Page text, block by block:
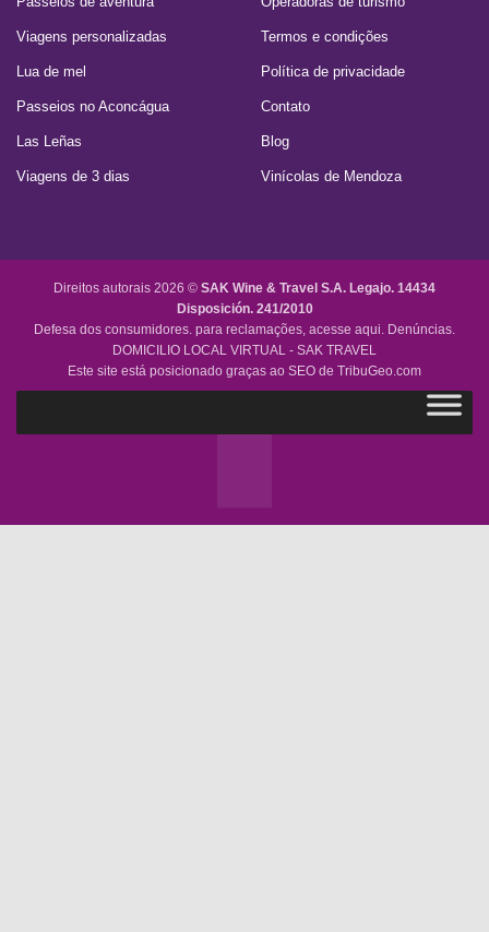
Viagens personalizadas
Lua de mel
Passeios no Aconcágua
Las Leñas
Viagens de 3 dias
Termos e condições
Política de privacidade
Contato
Blog
Vinícolas de Mendoza
Direitos autorais 2026 © SAK Wine & Travel S.A. Legajo. 14434
Disposición. 241/2010
Defesa dos consumidores. para reclamações, acesse aqui. Denúncias.
DOMICILIO LOCAL VIRTUAL - SAK TRAVEL
Este site está posicionado graças ao SEO de TribuGeo.com